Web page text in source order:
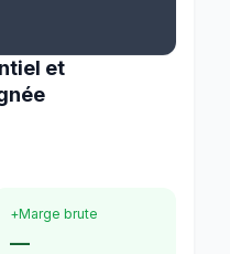
et
+Marge brute
—